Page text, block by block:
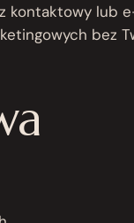
kontaktowy lub
bez